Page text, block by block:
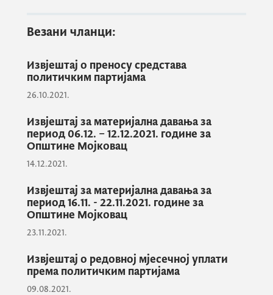
Везани чланци:
Извјештај о преносу средстава
политичким партијама
26.10.2021.
Извјештај за материјална давања за
период 06.12. – 12.12.2021. године за
Општине Мојковац
14.12.2021.
Извјештај за материјална давања за
период 16.11. - 22.11.2021. године за
Општине Мојковац
23.11.2021.
Извјештај о редовној мјесечној уплати
према политичким партијама
09.08.2021.